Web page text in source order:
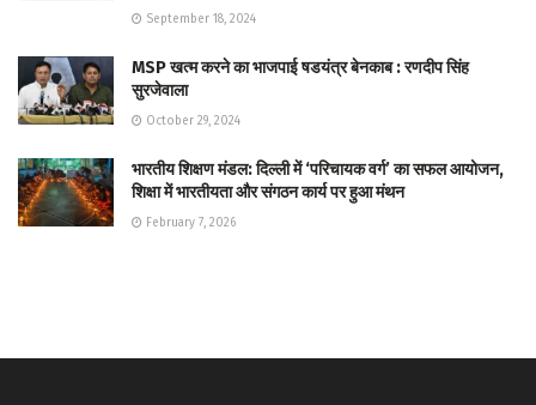
September 18, 2024
MSP खत्म करने का भाजपाई षडयंत्र बेनकाब : रणदीप सिंह
सुरजेवाला
October 29, 2024
भारतीय शिक्षण मंडल: दिल्ली में ‘परिचायक वर्ग’ का सफल आयोजन,
शिक्षा में भारतीयता और संगठन कार्य पर हुआ मंथन
February 7, 2026